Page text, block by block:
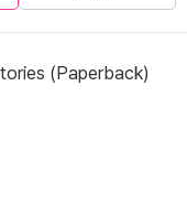
(Paperback)